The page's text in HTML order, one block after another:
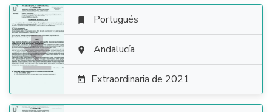

 Portugués
 Andalucía
 Extraordinaria de 2021